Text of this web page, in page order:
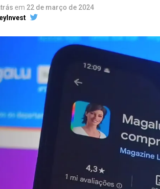
em 22 de março de 2024